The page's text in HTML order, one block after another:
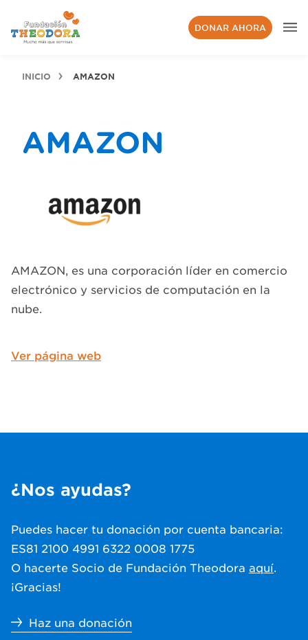
DONAR AHORA
INICIO AMAZON
AMAZON
AMAZON, es una corporación líder en comercio
electrónico y servicios de computación en la
nube.
Ver página web
¿Nos ayudas?
Puedes hacer tu donación por cuenta bancaria:
ES81 2100 4991 6322 0008 1775
O hacerte Socio de Fundación Theodora aquí.
¡Gracias!
Haz una donación